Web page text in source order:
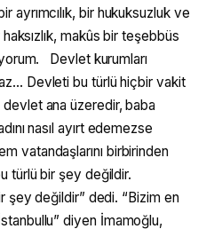
ayrımcılık, bir hukuksuzluk ve
makûs bir teşebbüs
Devlet kurumları
Devleti bu türlü hiçbir vakit
ana üzeredir, baba
nasıl ayırt edemezse
vatandaşlarını birbirinden
türlü bir şey değildir.
şey değildir” dedi. “Bizim en
diyen İmamoğlu,